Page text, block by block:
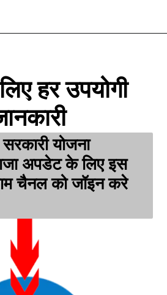
सरकारी योजना
अपडेट के लिए इस
चैनल को जॉइन करे
हर उपयोगी